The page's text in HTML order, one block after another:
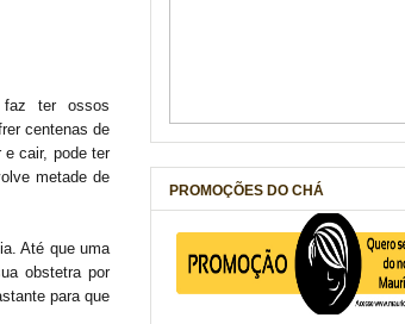
faz ter ossos
centenas de
cair, pode ter
metade de
Até que uma
obstetra por
para que
PROMOÇÕES DO CHÁ